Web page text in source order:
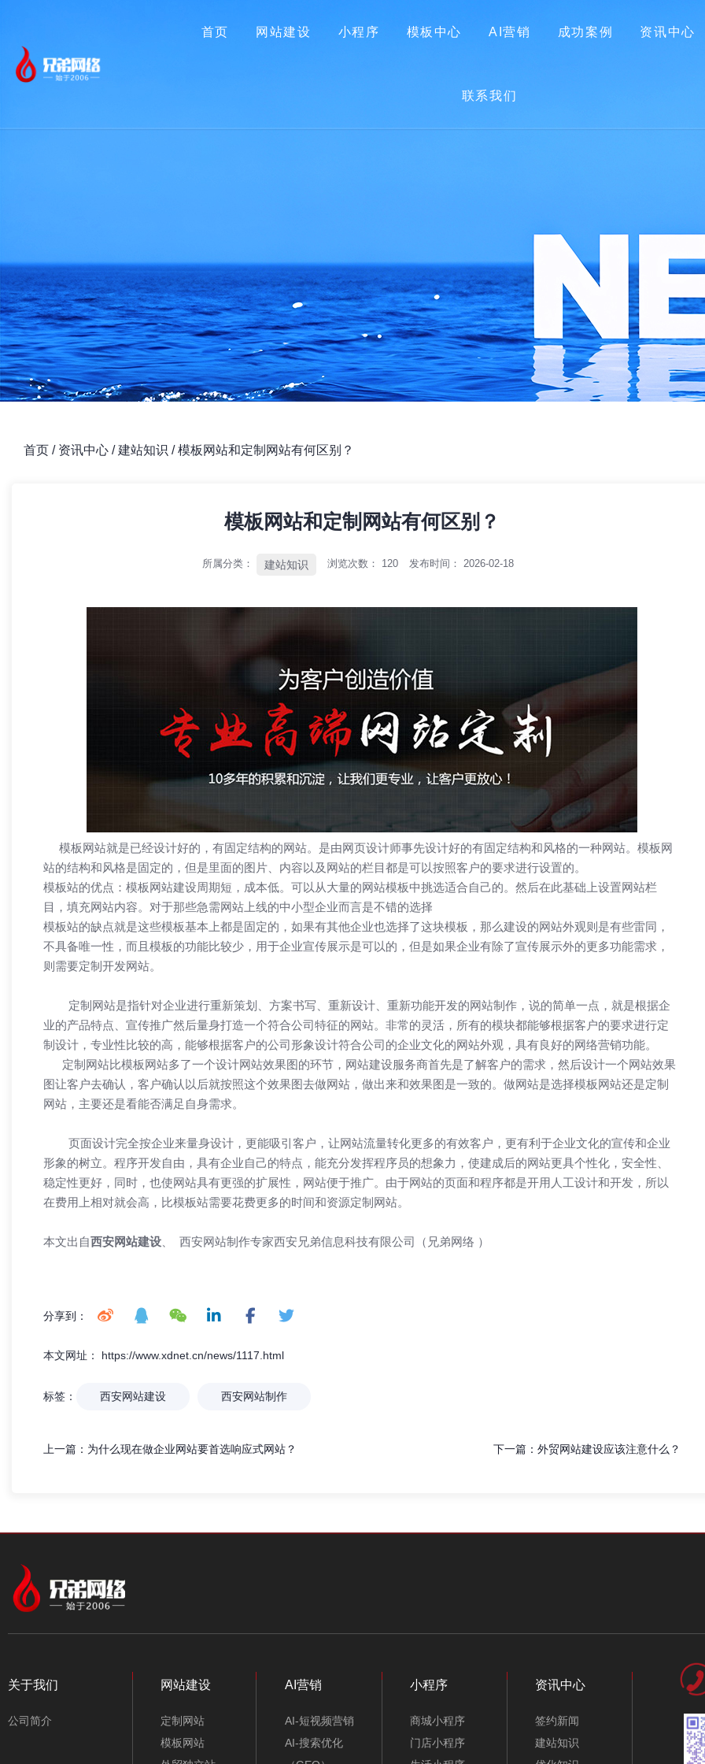
首页 网站建设 小程序 模板中心 AI营销 成功案例 资讯中心
联系我们
首页 关于我们 网站建设 小程序 模板中心
首页 / 资讯中心 /建站知识 /模板网站和定制网站有何区别？
模板网站和定制网站有何区别？
所属分类： 建站知识 浏览次数： 120 发布时间： 2026-02-18
模板网站就是已经设计好的，有固定结构的网站。是由网页设计师事先设计好的有固定结构和风格的一种网站。模板网
站的结构和风格是固定的，但是里面的图片、内容以及网站的栏目都是可以按照客户的要求进行设置的。
模板站的优点：模板网站建设周期短，成本低。可以从大量的网站模板中挑选适合自己的。然后在此基础上设置网站栏
目，填充网站内容。对于那些急需网站上线的中小型企业而言是不错的选择
模板站的缺点就是这些模板基本上都是固定的，如果有其他企业也选择了这块模板，那么建设的网站外观则是有些雷同，
不具备唯一性，而且模板的功能比较少，用于企业宣传展示是可以的，但是如果企业有除了宣传展示外的更多功能需求，
则需要定制开发网站。
定制网站是指针对企业进行重新策划、方案书写、重新设计、重新功能开发的网站制作，说的简单一点，就是根据企
业的产品特点、宣传推广然后量身打造一个符合公司特征的网站。非常的灵活，所有的模块都能够根据客户的要求进行定
制设计，专业性比较的高，能够根据客户的公司形象设计符合公司的企业文化的网站外观，具有良好的网络营销功能。
定制网站比模板网站多了一个设计网站效果图的环节，网站建设服务商首先是了解客户的需求，然后设计一个网站效果
图让客户去确认，客户确认以后就按照这个效果图去做网站，做出来和效果图是一致的。做网站是选择模板网站还是定制
网站，主要还是看能否满足自身需求。
页面设计完全按企业来量身设计，更能吸引客户，让网站流量转化更多的有效客户，更有利于企业文化的宣传和企业
形象的树立。程序开发自由，具有企业自己的特点，能充分发挥程序员的想象力，使建成后的网站更具个性化，安全性、
稳定性更好，同时，也使网站具有更强的扩展性，网站便于推广。由于网站的页面和程序都是开用人工设计和开发，所以
在费用上相对就会高，比模板站需要花费更多的时间和资源定制网站。
本文出自西安网站建设 、 西安网站制作专家西安兄弟信息科技有限公司 （兄弟网络 ）
分享到：
本文网址： https://www.xdnet.cn/news/1117.html
标签： 西安网站建设 西安网站制作
上一篇： 为什么现在做企业网站要首选响应式网站？ 下一篇： 外贸网站建设应该注意什么？
热烈祝贺 【兄弟网络】 喜迁新址！ 「兄弟网络」深耕西安20年：不只是做
网站，更是为企业打造“赚钱的数字资产”
外贸网站建设应该注意什
关于我们
公司简介
网站建设
定制网站
模板网站
AI营销
AI-短视频营销
AI-搜索优化
小程序
商城小程序
门店小程序
资讯中心
签约新闻
建站知识